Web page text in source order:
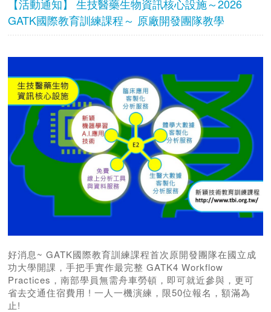
【活動通知】 生技醫藥生物資訊核心設施～2026
GATK國際教育訓練課程～ 原廠開發團隊教學
好消息~ GATK國際教育訓練課程首次原開發團隊在國立成
功大學開課，手把手實作最完整 GATK4 Workflow
Practices，南部學員無需舟車勞頓，即可就近參與，更可
省去交通住宿費用 ! 一人一機演練，限50位報名，額滿為
止!